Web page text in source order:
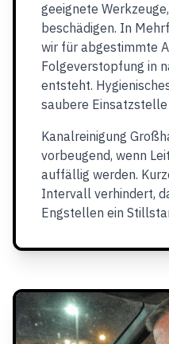
geeignete
beschädigen. In
wir für abgestimmte
Folgeverstopfung in
entsteht.
saubere Einsatzstelle
Kanalreinigung
vorbeugend, wenn
auffällig werden.
Intervall verhindert,
Engstellen ein